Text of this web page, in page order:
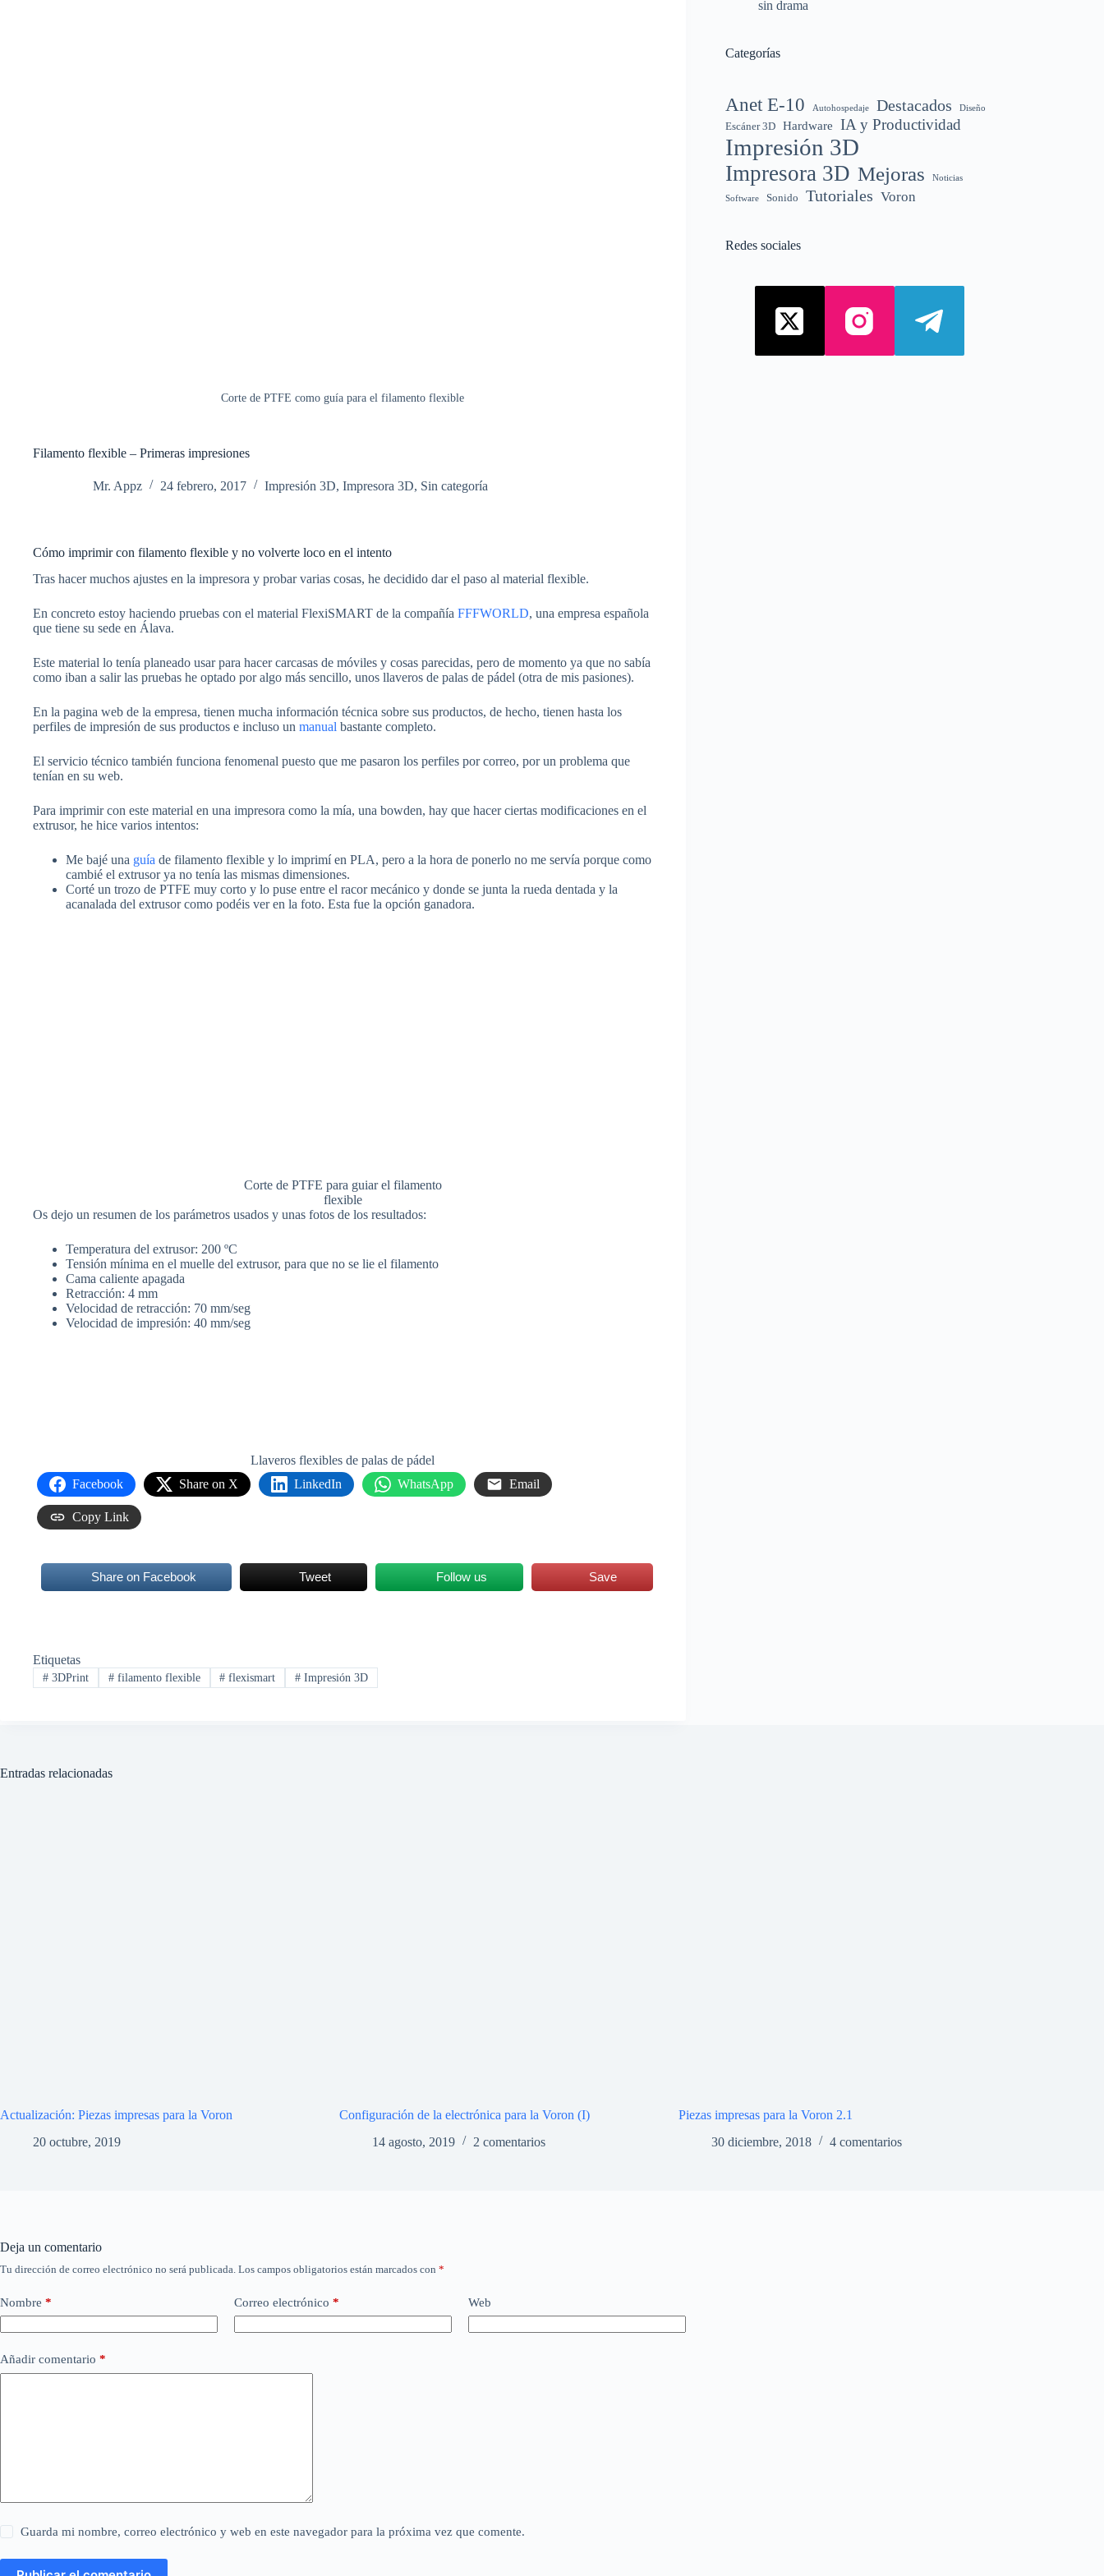
Corte de PTFE como guía para el filamento flexible
Filamento flexible – Primeras impresiones
Mr. Appz 24 febrero, 2017 Impresión 3D, Impresora 3D, Sin categoría
Cómo imprimir con filamento flexible y no volverte loco en el intento
Tras hacer muchos ajustes en la impresora y probar varias cosas, he decidido dar el paso al material flexible.
En concreto estoy haciendo pruebas con el material FlexiSMART de la compañía FFFWORLD, una empresa española
que tiene su sede en Álava.
Este material lo tenía planeado usar para hacer carcasas de móviles y cosas parecidas, pero de momento ya que no sabía
como iban a salir las pruebas he optado por algo más sencillo, unos llaveros de palas de pádel (otra de mis pasiones).
En la pagina web de la empresa, tienen mucha información técnica sobre sus productos, de hecho, tienen hasta los
perfiles de impresión de sus productos e incluso un manual bastante completo.
El servicio técnico también funciona fenomenal puesto que me pasaron los perfiles por correo, por un problema que
tenían en su web.
Para imprimir con este material en una impresora como la mía, una bowden, hay que hacer ciertas modificaciones en el
extrusor, he hice varios intentos:
Me bajé una guía de filamento flexible y lo imprimí en PLA, pero a la hora de ponerlo no me servía porque como
cambié el extrusor ya no tenía las mismas dimensiones.
Corté un trozo de PTFE muy corto y lo puse entre el racor mecánico y donde se junta la rueda dentada y la
acanalada del extrusor como podéis ver en la foto. Esta fue la opción ganadora.
Corte de PTFE para guiar el filamento
flexible
Os dejo un resumen de los parámetros usados y unas fotos de los resultados:
Temperatura del extrusor: 200 ºC
Tensión mínima en el muelle del extrusor, para que no se lie el filamento
Cama caliente apagada
Retracción: 4 mm
Velocidad de retracción: 70 mm/seg
Velocidad de impresión: 40 mm/seg
Llaveros flexibles de palas de pádel
Facebook
Share on X LinkedIn WhatsApp Email
Copy Link
Share on Facebook Tweet Follow us Save
Etiquetas
#3DPrint #filamento flexible # flexismart # Impresión 3D
sin drama
Categorías
Anet E-10 Autohospedaje Destacados Diseño
Escáner 3D Hardware IA y Productividad
Impresión 3D
Impresora 3D Mejoras Noticias
Software Sonido Tutoriales Voron
Redes sociales
Entradas relacionadas
Actualización: Piezas impresas para la Voron
20 octubre, 2019
Configuración de la electrónica para la Voron (I)
14 agosto, 2019
2 comentarios
Piezas impresas para la Voron 2.1
30 diciembre, 2018
4 comentarios
Deja un comentario
Tu dirección de correo electrónico no será publicada. Los campos obligatorios están marcados con *
Nombre * Correo electrónico * Web
Añadir comentario *
Guarda mi nombre, correo electrónico y web en este navegador para la próxima vez que comente.